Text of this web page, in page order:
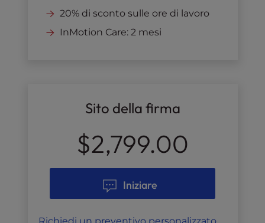
20% di sconto sulle ore di lavoro
InMotion Care: 2 mesi
Sito della firma
$2,799.00
Iniziare